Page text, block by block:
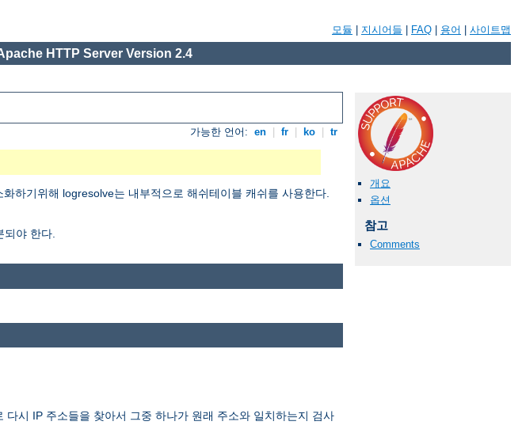
모듈 지시어들 FAQ 용어 사이트맵
HTTP Server Version 2.4
가능한 언어: en fr ko tr
하기위해 logresolve는 내부적으로 해쉬테이블 캐쉬를 사용한다.
되야 한다.
개요
옵션
참고
Comments
시 IP 주소들을 찾아서 그중 하나가 원래 주소와 일치하는지 검사